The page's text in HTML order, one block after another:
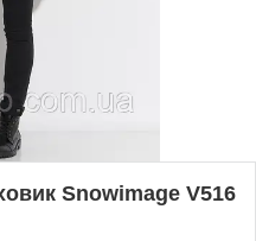
Snowimage V516